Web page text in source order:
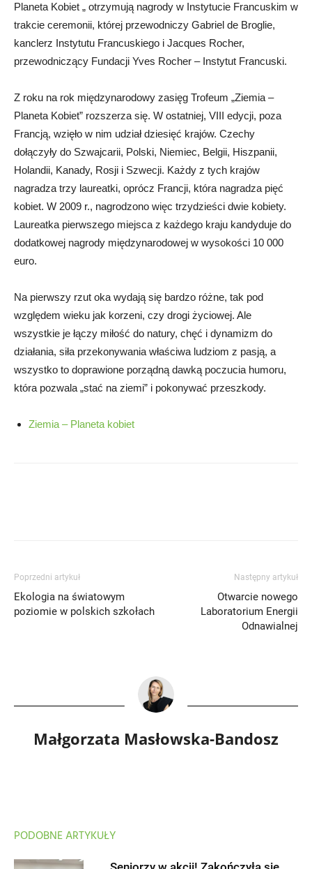
Planeta Kobiet „ otrzymują nagrody w Instytucie Francuskim w
trakcie ceremonii, której przewodniczy Gabriel de Broglie,
kanclerz Instytutu Francuskiego i Jacques Rocher,
przewodniczący Fundacji Yves Rocher – Instytut Francuski.
Z roku na rok międzynarodowy zasięg Trofeum „Ziemia –
Planeta Kobiet” rozszerza się. W ostatniej, VIII edycji, poza
Francją, wzięło w nim udział dziesięć krajów. Czechy
dołączyły do Szwajcarii, Polski, Niemiec, Belgii, Hiszpanii,
Holandii, Kanady, Rosji i Szwecji. Każdy z tych krajów
nagradza trzy laureatki, oprócz Francji, która nagradza pięć
kobiet. W 2009 r., nagrodzono więc trzydzieści dwie kobiety.
Laureatka pierwszego miejsca z każdego kraju kandyduje do
dodatkowej nagrody międzynarodowej w wysokości 10 000
euro.
Na pierwszy rzut oka wydają się bardzo różne, tak pod
względem wieku jak korzeni, czy drogi życiowej. Ale
wszystkie je łączy miłość do natury, chęć i dynamizm do
działania, siła przekonywania właściwa ludziom z pasją, a
wszystko to doprawione porządną dawką poczucia humoru,
która pozwala „stać na ziemi” i pokonywać przeszkody.
Ziemia – Planeta kobiet
Poprzedni artykuł
Ekologia na światowym
poziomie w polskich szkołach
Następny artykuł
Otwarcie nowego
Laboratorium Energii
Odnawialnej
Małgorzata Masłowska-Bandosz
PODOBNE ARTYKUŁY